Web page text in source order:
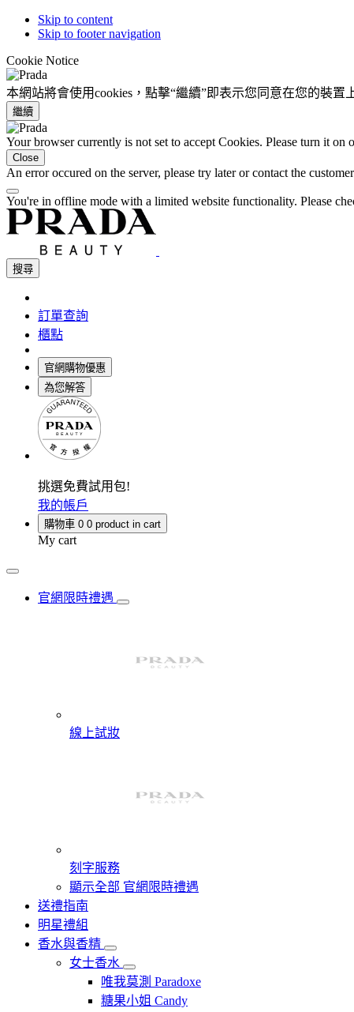
Skip to content
Skip to footer navigation
Cookie Notice
本網站將會使用cookies，點擊“繼續”即表示您同意在您的裝
繼續
Your browser currently is not set to accept Cookies. Please turn it
Close
An error occured on the server, please try later or contact the
You're in offline mode with a limited website functionality. Please
搜尋
訂單查詢
櫃點
官網購物優惠
為您解答
挑選免費試用包!
我的帳戶
購物車 0 0 product in cart
My cart
官網限時禮遇
線上試妝
刻字服務
顯示全部 官網限時禮遇
送禮指南
明星禮組
香水與香精
女士香水
唯我莫測 Paradoxe
糖果小姐 Candy